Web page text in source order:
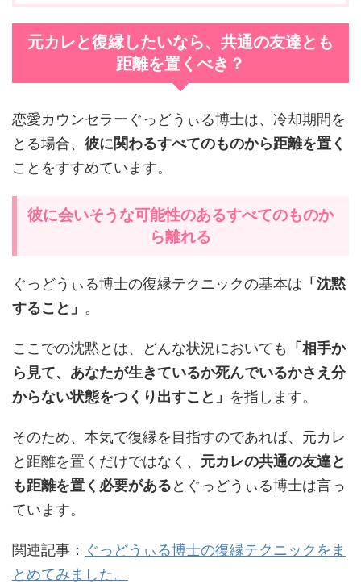
元カレと復縁したいなら、共通の友達とも
距離を置くべき？
恋愛カウンセラーぐっどうぃる博士は、冷却期間を
とる場合、 彼に関わるすべてのものから距離を置く
ことをすすめています。
彼に会いそうな可能性のあるすべてのものか
ら離れる
ぐっどうぃる博士の復縁テクニックの基本は 「沈黙
すること」 。
ここでの沈黙とは、どんな状況においても
「相手か
ら見て、あなたが生きているか死んでいるかさえ分
からない状態をつくり出すこと」 を指します。
そのため、本気で復縁を目指すのであれば、元カレ
と距離を置くだけではなく、 元カレの共通の友達と
も距離を置く必要があるとぐっどうぃる博士は言っ
ています。
関連記事： ぐっどうぃる博士の復縁テクニックをま
とめてみました。